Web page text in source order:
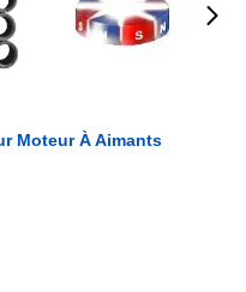
Moteur À Aimants